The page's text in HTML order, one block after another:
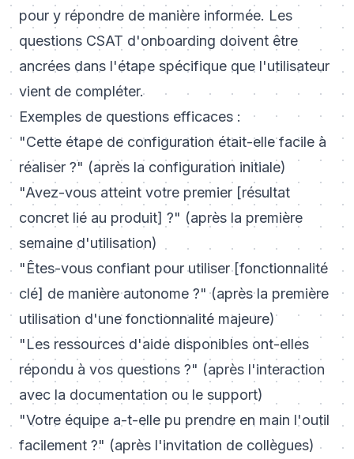
pour y répondre de manière informée. Les
questions CSAT d'onboarding doivent être
ancrées dans l'étape spécifique que l'utilisateur
vient de compléter.
Exemples de questions efficaces :
"Cette étape de configuration était-elle facile à
réaliser ?" (après la configuration initiale)
"Avez-vous atteint votre premier [résultat
concret lié au produit] ?" (après la première
semaine d'utilisation)
"Êtes-vous confiant pour utiliser [fonctionnalité
clé] de manière autonome ?" (après la première
utilisation d'une fonctionnalité majeure)
"Les ressources d'aide disponibles ont-elles
répondu à vos questions ?" (après l'interaction
avec la documentation ou le support)
"Votre équipe a-t-elle pu prendre en main l'outil
facilement ?" (après l'invitation de collègues)